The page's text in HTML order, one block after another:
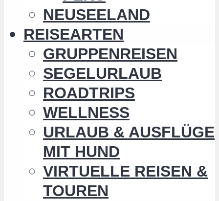
NEUSEELAND
REISEARTEN
GRUPPENREISEN
SEGELURLAUB
ROADTRIPS
WELLNESS
URLAUB & AUSFLÜGE
MIT HUND
VIRTUELLE REISEN &
TOUREN